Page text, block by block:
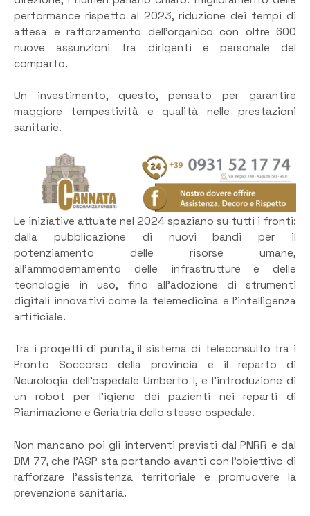
performance rispetto al 2023, riduzione dei tempi di
attesa e rafforzamento dell’organico con oltre 600
nuove assunzioni tra dirigenti e personale del
comparto.
Un investimento, questo, pensato per garantire
maggiore tempestività e qualità nelle prestazioni
sanitarie.
Le iniziative attuate nel 2024 spaziano su tutti i fronti:
dalla pubblicazione di nuovi bandi per il
potenziamento delle risorse umane,
all’ammodernamento delle infrastrutture e delle
tecnologie in uso, fino all’adozione di strumenti
digitali innovativi come la telemedicina e l’intelligenza
artificiale.
Tra i progetti di punta, il sistema di teleconsulto tra i
Pronto Soccorso della provincia e il reparto di
Neurologia dell’ospedale Umberto I, e l’introduzione di
un robot per l’igiene dei pazienti nei reparti di
Rianimazione e Geriatria dello stesso ospedale.
Non mancano poi gli interventi previsti dal PNRR e dal
DM 77, che l’ASP sta portando avanti con l’obiettivo di
rafforzare l’assistenza territoriale e promuovere la
prevenzione sanitaria.